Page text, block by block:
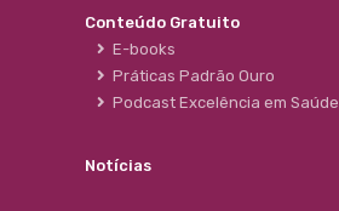
Conteúdo Gratuito
E-books
Práticas Padrão Ouro
Podcast Excelência em Saúde
Notícias